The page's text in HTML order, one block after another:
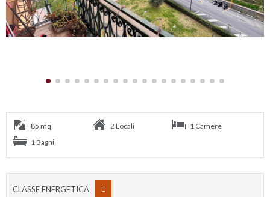
85 mq 2 Locali
1 Camere
1 Bagni
CLASSE ENERGETICA E